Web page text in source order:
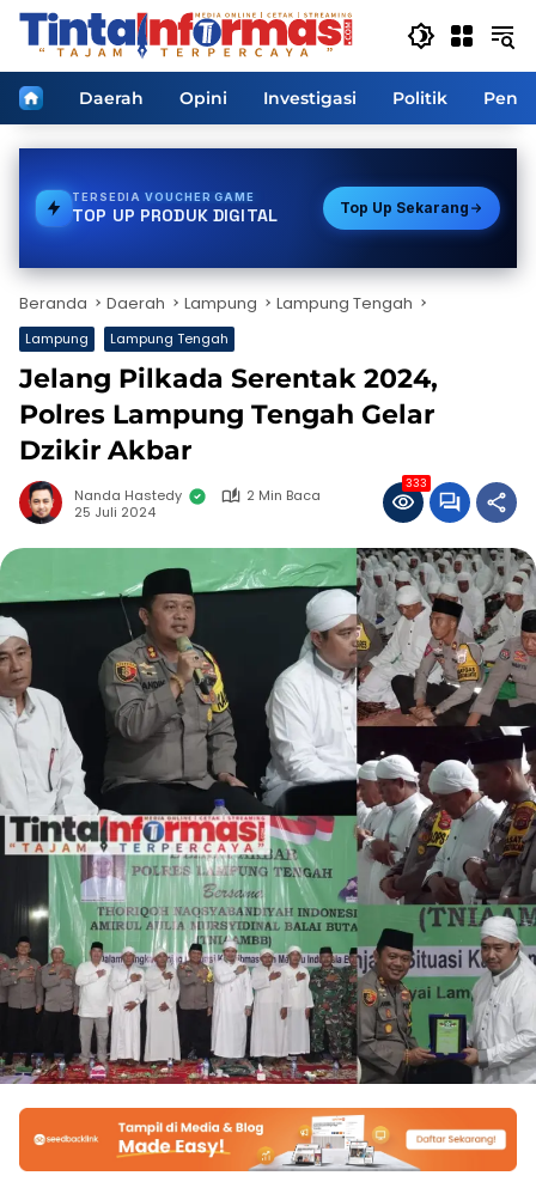
Langsung
HomeDaerah Opini Investigasi Politik
TERSEDIABPJS
TOP UP PRODUK DIGITAL Top Up Sekarang
Beranda Daerah Lampung Lampung Tengah
Lampung Lampung Tengah
Jelang Pilkada Serentak 2024,
Polres Lampung Tengah Gelar
Dzikir Akbar
Nanda Hastedy
2 Min Baca
25 Juli 2024
333